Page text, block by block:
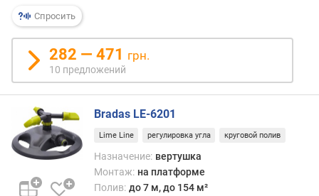
и
м
о
в
п
ы
л
е
н
и
Спросить
282 — 471 грн.
10 предложений
Bradas LE-6201
Lime Line регулировка угла круговой полив
Назначение: вертушка
Монтаж: на платформе
Полив: до 7 м, до 154 м²